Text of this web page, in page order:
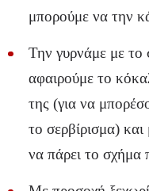
μπορούμε να την
Την γυρνάμε με
αφαιρούμε το
της (για να
το σερβίρισμα) και
να πάρει το σχήμα